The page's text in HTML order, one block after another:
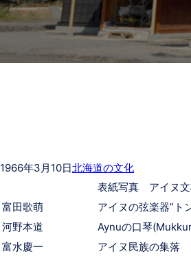
1966年3月10日北海道の文化
表紙写真 アイヌ
富田歌萌
アイヌの弦楽器”ト
河野本道
Aynuの口琴
富水慶一
アイヌ民族の集落